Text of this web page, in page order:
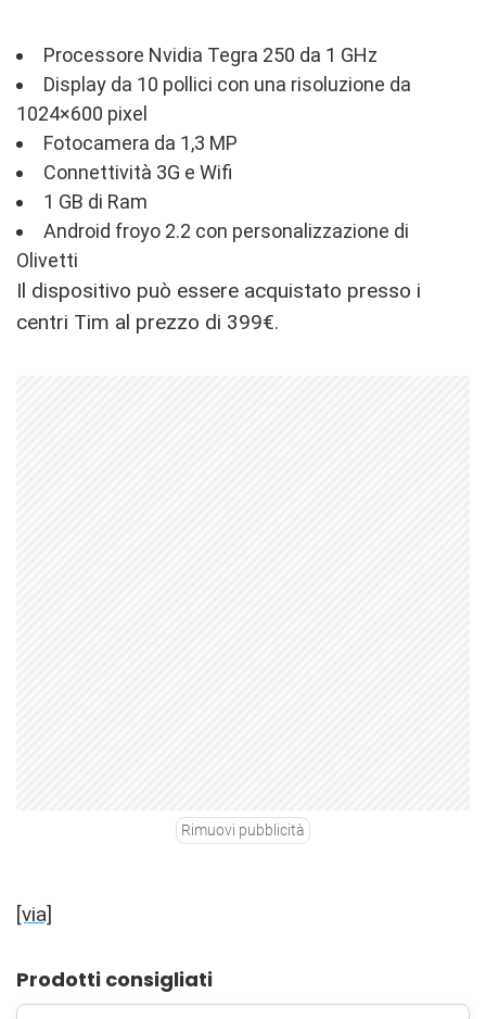
Processore Nvidia Tegra 250 da 1 GHz
Display da 10 pollici con una risoluzione da
1024×600 pixel
Fotocamera da 1,3 MP
Connettività 3G e Wifi
1 GB di Ram
Android froyo 2.2 con personalizzazione di
Olivetti
Il dispositivo può essere acquistato presso i
centri Tim al prezzo di 399€.
Rimuovi pubblicità
[via]
Prodotti consigliati